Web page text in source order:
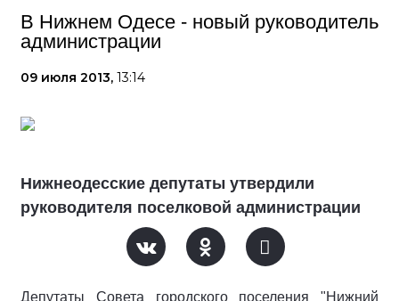
В Нижнем Одесе - новый руководитель
администрации
09 июля 2013, 13:14
Нижнеодесские депутаты утвердили
руководителя поселковой администрации
Депутаты Совета городского поселения "Нижний